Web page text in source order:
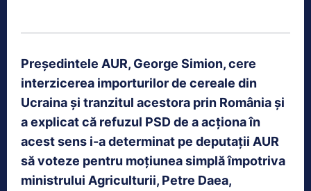
Preşedintele AUR, George Simion, cere
interzicerea importurilor de cereale din
Ucraina şi tranzitul acestora prin România şi
a explicat că refuzul PSD de a acţiona în
acest sens i-a determinat pe deputaţii AUR
să voteze pentru moţiunea simplă împotriva
ministrului Agriculturii, Petre Daea,